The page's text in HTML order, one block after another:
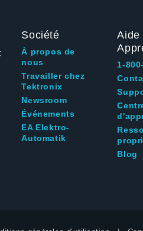
Société
À propos de
nous
Travailler chez
Tektronix
Newsroom
Événements
EA Elektro-
Automatik
Aide
1-
Blog